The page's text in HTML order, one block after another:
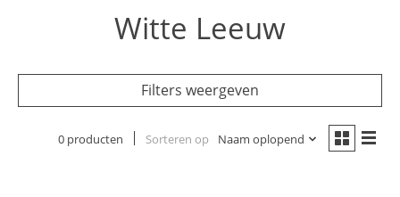
Witte Leeuw
Filters weergeven
0 producten Sorteren op Naam oplopend